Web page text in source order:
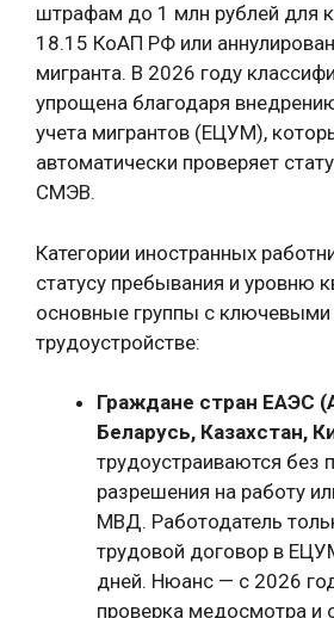
штрафам до 1 млн рублей для
18.15 КоАП РФ или
мигранта. В 2026 году
упрощена благодаря
учета мигрантов (ЕЦУМ),
автоматически проверяет
СМЭВ.
Категории иностранных
статусу пребывания и уровню
основные группы с ключевыми
трудоустройстве:
Граждане стран ЕАЭС
Беларусь, Казахстан,
трудоустраиваются без
разрешения на работу
МВД. Работодатель
трудовой договор в
дней. Нюанс — с 2026
проверка медосмотра и